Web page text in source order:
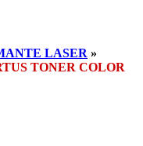
LASER »
TONER COLOR